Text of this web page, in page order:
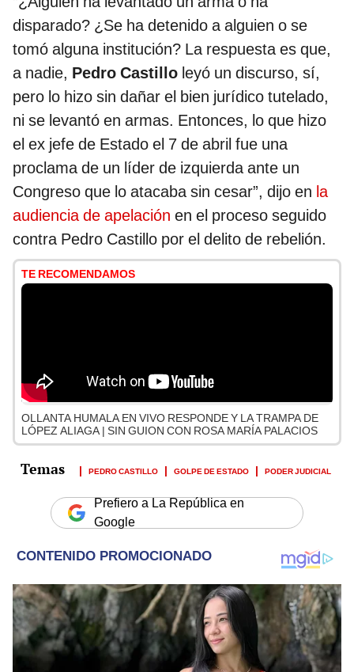
disparado? ¿Se ha detenido a alguien o se
tomó alguna institución? La respuesta es que,
a nadie, Pedro Castillo leyó un discurso, sí,
pero lo hizo sin dañar el bien jurídico tutelado,
ni se levantó en armas. Entonces, lo que hizo
el ex jefe de Estado el 7 de abril fue una
proclama de un líder de izquierda ante un
Congreso que lo atacaba sin cesar”, dijo en la
audiencia de apelación en el proceso seguido
contra Pedro Castillo por el delito de rebelión.
TE RECOMENDAMOS
OLLANTA HUMALA EN VIVO RESPONDE Y LA TRAMPA DE
LÓPEZ ALIAGA | SIN GUION CON ROSA MARÍA PALACIOS
PEDRO CASTILLO GOLPE DE ESTADO PODER JUDICIAL
Prefiero a La República en
Google